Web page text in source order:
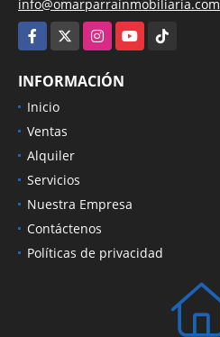
info@omarparrainmobiliaria.com
Facebook
InstagramYouTubeTikTok
INFORMACIÓN
Inicio
Ventas
Alquiler
Servicios
Nuestra Empresa
Contáctenos
Políticas de privacidad